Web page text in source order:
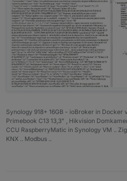
Synology 918+ 16GB - ioBroker in Docker
Primebook C13 13,3" , Hikvision
CCU RaspberryMatic in Synology VM ..
KNX .. Modbus ..